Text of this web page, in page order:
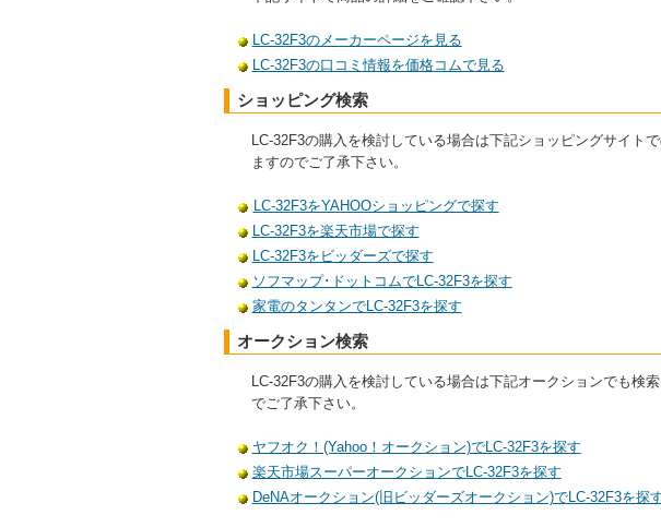
LC-32F3のメーカーページを見る
LC-32F3の口コミ情報を価格コムで見る
ショッピング検索
LC-32F3の購入を検討している場合は下記ショッピングサイト
ますのでご了承下さい。
LC-32F3をYAHOOショッピングで探す
LC-32F3を楽天市場で探す
LC-32F3をビッダーズで探す
ソフマップ･ドットコムでLC-32F3を探す
家電のタンタンでLC-32F3を探す
オークション検索
LC-32F3の購入を検討している場合は下記オークションでも
でご了承下さい。
ヤフオク！(Yahoo！オークション)でLC-32F3を探す
楽天市場スーパーオークションでLC-32F3を探す
DeNAオークション(旧ビッダーズオークション)でLC-32F3を探す